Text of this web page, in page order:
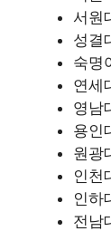
서원
성결
숙명
연세
영남
용인
원광
인천
인하
전남